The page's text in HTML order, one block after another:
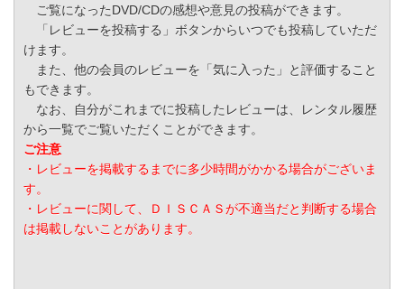
ご覧になったDVD/CDの感想や意見の投稿ができます。
「レビューを投稿する」ボタンからいつでも投稿していただ
けます。
また、他の会員のレビューを「気に入った」と評価すること
もできます。
なお、自分がこれまでに投稿したレビューは、レンタル履歴
から一覧でご覧いただくことができます。
ご注意
・レビューを掲載するまでに多少時間がかかる場合がございま
す。
・レビューに関して、ＤＩＳＣＡＳが不適当だと判断する場合
は掲載しないことがあります。